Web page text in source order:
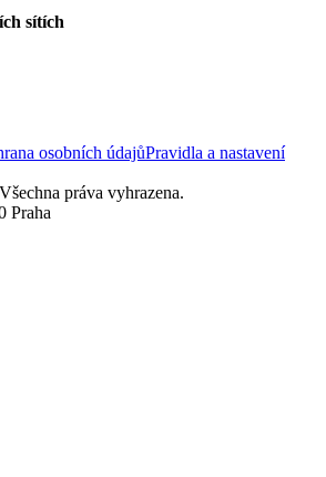
sítích
osobních údajůPravidla a nastavení
práva vyhrazena.
Praha